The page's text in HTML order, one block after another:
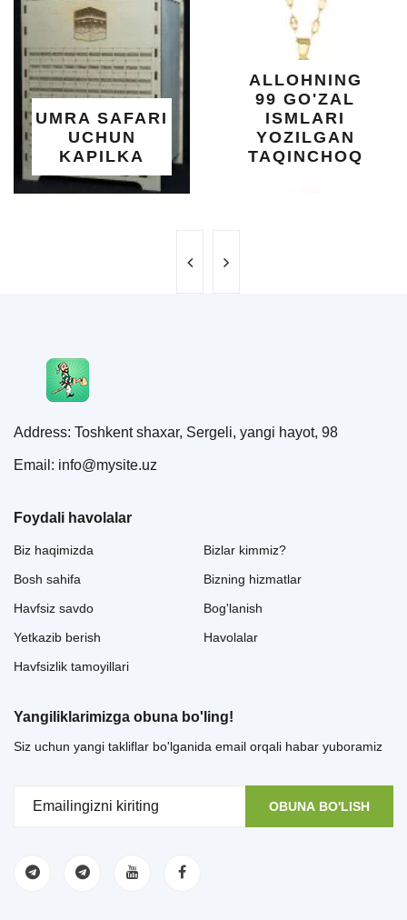
UMRA SAFARI
UCHUN
KAPILKA
ALLOHNING
99 GO'ZAL
ISMLARI
YOZILGAN
TAQINCHOQ
Address: Toshkent shaxar, Sergeli, yangi hayot, 98
Email: info@mysite.uz
Foydali havolalar
Biz haqimizda
Bosh sahifa
Havfsiz savdo
Yetkazib berish
Havfsizlik tamoyillari
Bizlar kimmiz?
Bizning hizmatlar
Bog'lanish
Havolalar
Yangiliklarimizga obuna bo'ling!
Siz uchun yangi takliflar bo'lganida email orqali habar yuboramiz
OBUNA BO'LISH